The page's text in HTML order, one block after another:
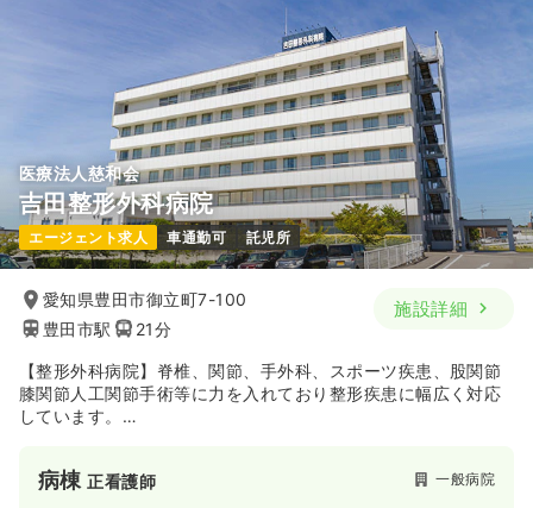
医療法人慈和会
吉田整形外科病院
エージェント求人 車通勤可 託児所
愛知県豊田市御立町7-100
豊田市駅
21分
施設詳細
【整形外科病院】脊椎、関節、手外科、スポーツ疾患、股関節
膝関節人工関節手術等に力を入れており整形疾患に幅広く対応
しています。
病棟正看護師 一般病院